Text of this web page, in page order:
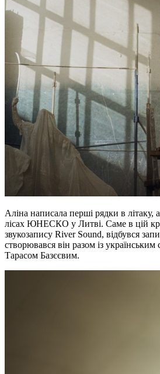
Аліна написала перші рядки в літаку,
лісах ЮНЕСКО у Литві. Саме в цій
звукозапису River Sound, відбувся
створювався він разом із
Тарасом Базєєвим.